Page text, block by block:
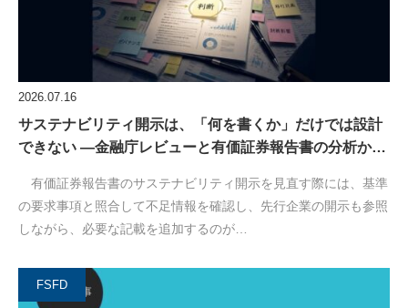
2026.07.16
サステナビリティ開示は、「何を書くか」だけでは設計
できない ―金融庁レビューと有価証券報告書の分析か…
有価証券報告書のサステナビリティ開示を見直す際には、基準
の要求事項と照合して不足情報を確認し、先行企業の開示も参照
しながら、必要な記載を追加するのが…
FSFD